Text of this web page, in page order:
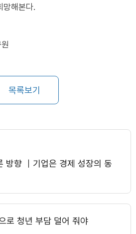
망해본다.
목록보기
방향 ｜기업은 경제 성장의 동
로 청년 부담 덜어 줘야